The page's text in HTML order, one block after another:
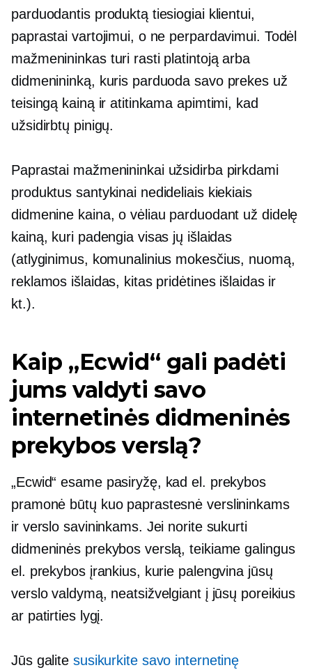
parduodantis produktą tiesiogiai klientui,
paprastai vartojimui, o ne perpardavimui. Todėl
mažmenininkas turi rasti platintoją arba
didmenininką, kuris parduoda savo prekes už
teisingą kainą ir atitinkama apimtimi, kad
užsidirbtų pinigų.
Paprastai mažmenininkai užsidirba pirkdami
produktus santykinai nedideliais kiekiais
didmenine kaina, o vėliau parduodant už didelę
kainą, kuri padengia visas jų išlaidas
(atlyginimus, komunalinius mokesčius, nuomą,
reklamos išlaidas, kitas pridėtines išlaidas ir
kt.).
Kaip „Ecwid“ gali padėti
jums valdyti savo
internetinės didmeninės
prekybos verslą?
„Ecwid“ esame pasiryžę, kad el. prekybos
pramonė būtų kuo paprastesnė verslininkams
ir verslo savininkams. Jei norite sukurti
didmeninės prekybos verslą, teikiame galingus
el. prekybos įrankius, kurie palengvina jūsų
verslo valdymą, neatsižvelgiant į jūsų poreikius
ar patirties lygį.
Jūs galite susikurkite savo internetinę